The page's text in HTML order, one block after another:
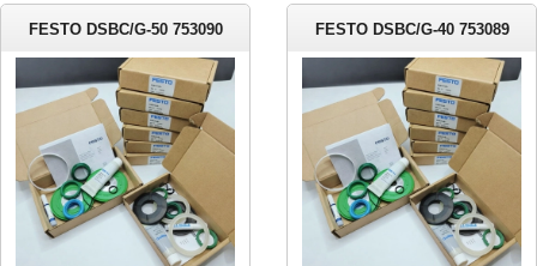
FESTO DSBC/G-50 753090 FESTO DSBC/G-40 753089